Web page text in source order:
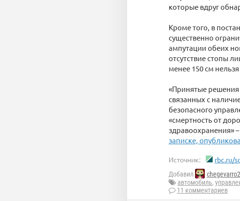
которые вдруг
Кроме того, в
существенно
ампутации обеих
отсутствие стопы
менее 150 см
«Принятые
связанных с
безопасного
«смертность от
здравоохранения»
записке,
Источник: rbc.ru/
Добавил
автомобиль,
11 комментариев